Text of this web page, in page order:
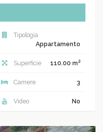
Tipologia
Appartamento
Superficie 110.00 m2
Camere 3
Video No